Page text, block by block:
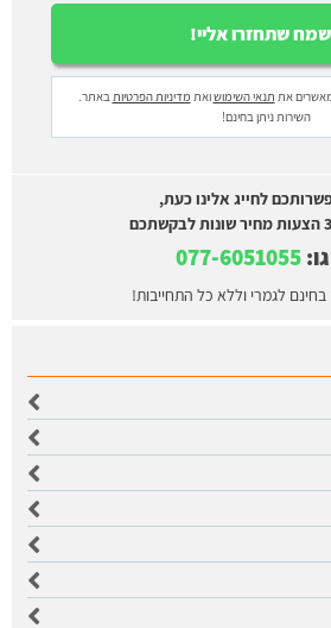
את תנאי השימושואת מדיניות הפרטיות באתר.
השירות ניתן בחינם!
לחייג אלינו כעת,
בחינם לגמרי וללא כל התחייבות!